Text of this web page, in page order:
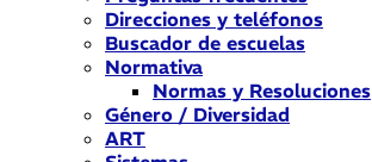
Direcciones y teléfonos
Buscador de escuelas
Normativa
Normas y Resoluciones
Género / Diversidad
ART